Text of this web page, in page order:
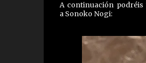
A continuación podréis
a Sonoko Nogi: